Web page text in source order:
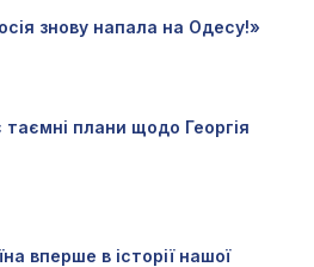
знову напала на Одесу!»
плани щодо Георгія
вперше в історії нашої